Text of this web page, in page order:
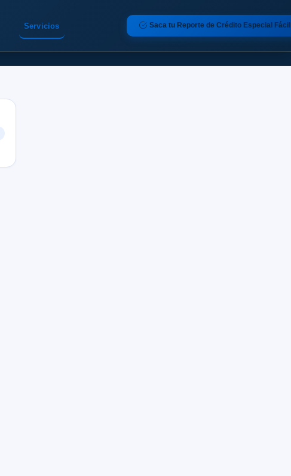
Servicios Saca tu Reporte de Crédito Especial Fácil